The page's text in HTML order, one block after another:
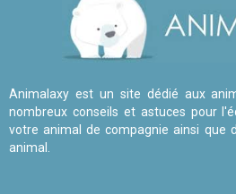
Animalaxy est un site dédié aux
nombreux conseils et astuces pour
votre animal de compagnie ainsi que
animal.